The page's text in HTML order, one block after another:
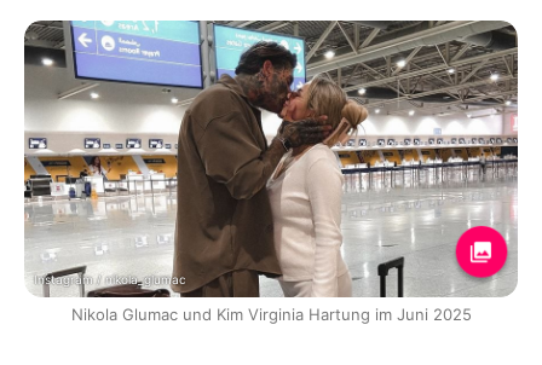
Instagram / nikola_glumac
Nikola Glumac und Kim Virginia Hartung im Juni 2025